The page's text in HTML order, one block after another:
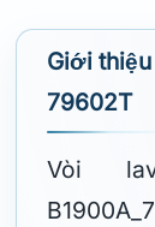
Giới
79602T
Vòi